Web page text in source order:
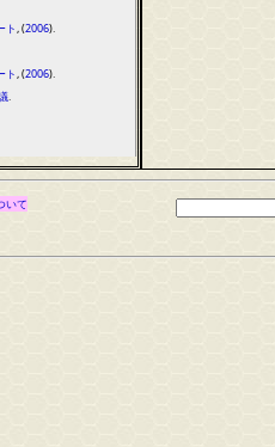
ト, (2006).
ト, (2006).
.
いて